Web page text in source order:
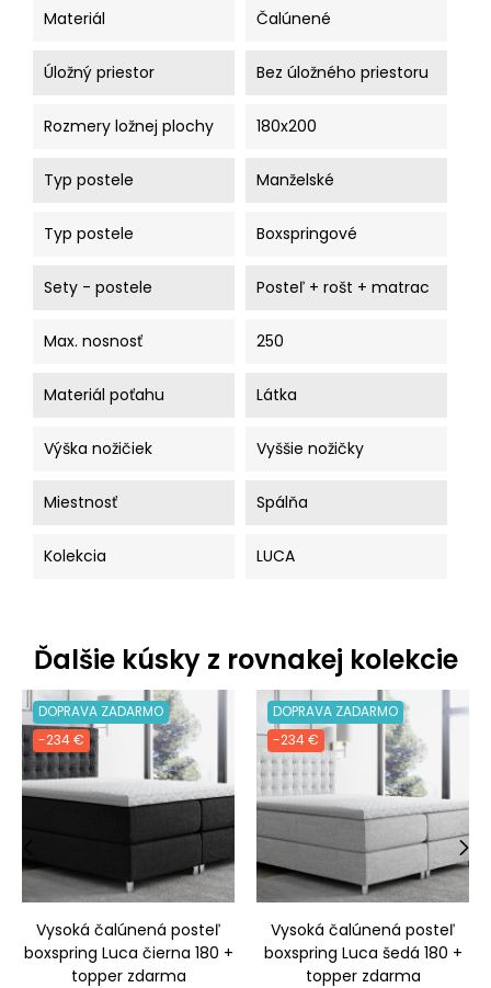
Materiál Čalúnené
Úložný priestor Bez úložného priestoru
Rozmery ložnej plochy 180x200
Typ postele Manželské
Typ postele Boxspringové
Sety - postele Posteľ + rošt + matrac
Max. nosnosť 250
Materiál poťahu Látka
Výška nožičiek Vyššie nožičky
Miestnosť Spálňa
Kolekcia LUCA
Ďalšie kúsky z rovnakej kolekcie
DOPRAVA ZADARMO
-234 €
Vysoká čalúnená posteľ
boxspring Luca čierna 180 +
topper zdarma
DOPRAVA ZADARMO
-234 €
Vysoká čalúnená posteľ
boxspring Luca šedá 180 +
topper zdarma
›